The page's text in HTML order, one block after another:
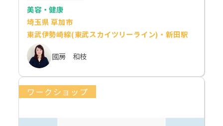
美容・健康
埼玉県 草加市
東武伊勢崎線(東武スカイツリーライン)・新田駅
國房 和枝
ワークショップ